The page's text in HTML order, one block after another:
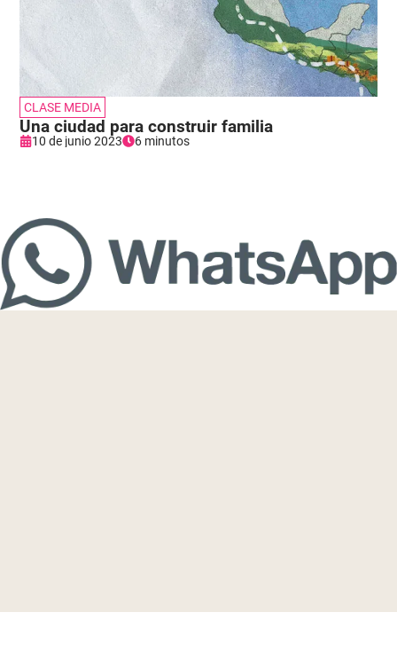
CLASE MEDIA
Una ciudad para construir familia
10 de junio 2023 6 minutos